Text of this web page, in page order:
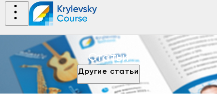
Статьи
Другие статьи